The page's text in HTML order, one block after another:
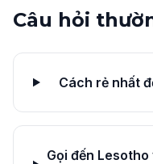
Câu hỏi
Cách rẻ nhất
Gọi đến